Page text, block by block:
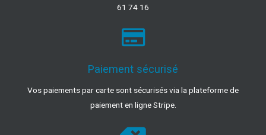
61 74 16
Paiement sécurisé
Vos paiements par carte sont sécurisés via la plateforme de
paiement en ligne Stripe.